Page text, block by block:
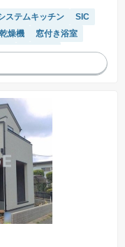
ステムキッチン
SIC
燥機
窓付き浴室
地
２面採光